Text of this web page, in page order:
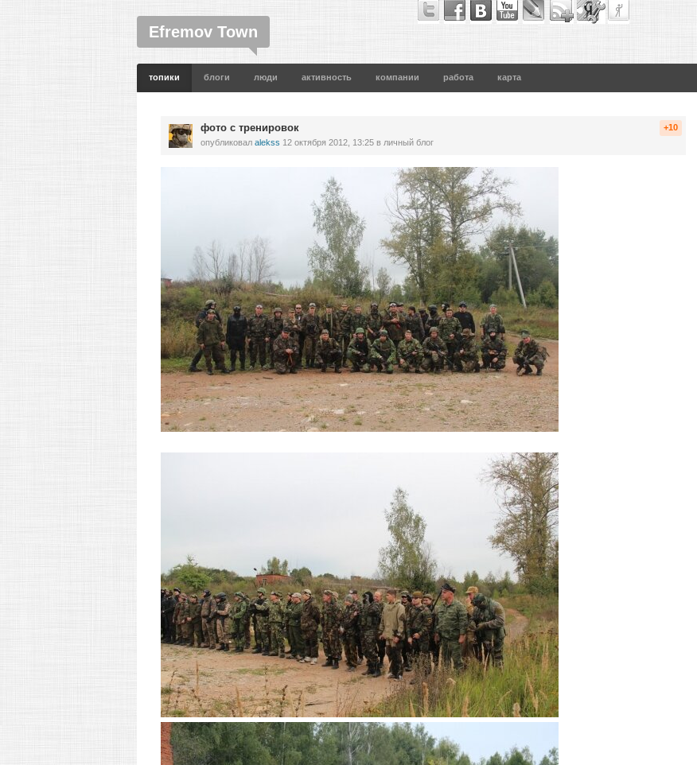
Efremov Town
топики блоги люди активность компании работа карта
фото с тренировок
опубликовал alekss 12 октября 2012, 13:25 в личный блог
+10